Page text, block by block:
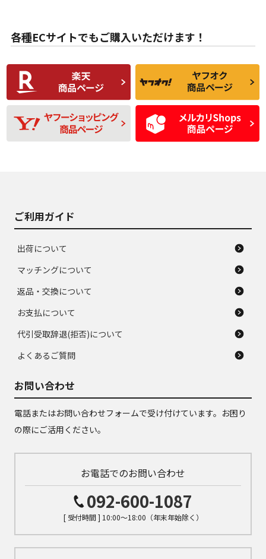
な中古品
んどない中古品
C
比較的きれいな中古
品
C
られるが、使用に問
題のない中古品
D
使用感や目立つ傷が
あり、一般的な中古
品
D
残り溝も少なく、偏
磨耗がみられ、短期
間使用できるくらい
の中古品
各種ECサイトでもご購入いただけます！
ご利用ガイド
出荷について
マッチングについて
返品・交換について
お支払について
代引受取辞退(拒否)について
よくあるご質問
お問い合わせ
電話またはお問い合わせフォームで受け付けています。お困り
の際にご活用ください。
お電話でのお問い合わせ
092-600-1087
[ 受付時間 ] 10:00～18:00（年末年始除く）